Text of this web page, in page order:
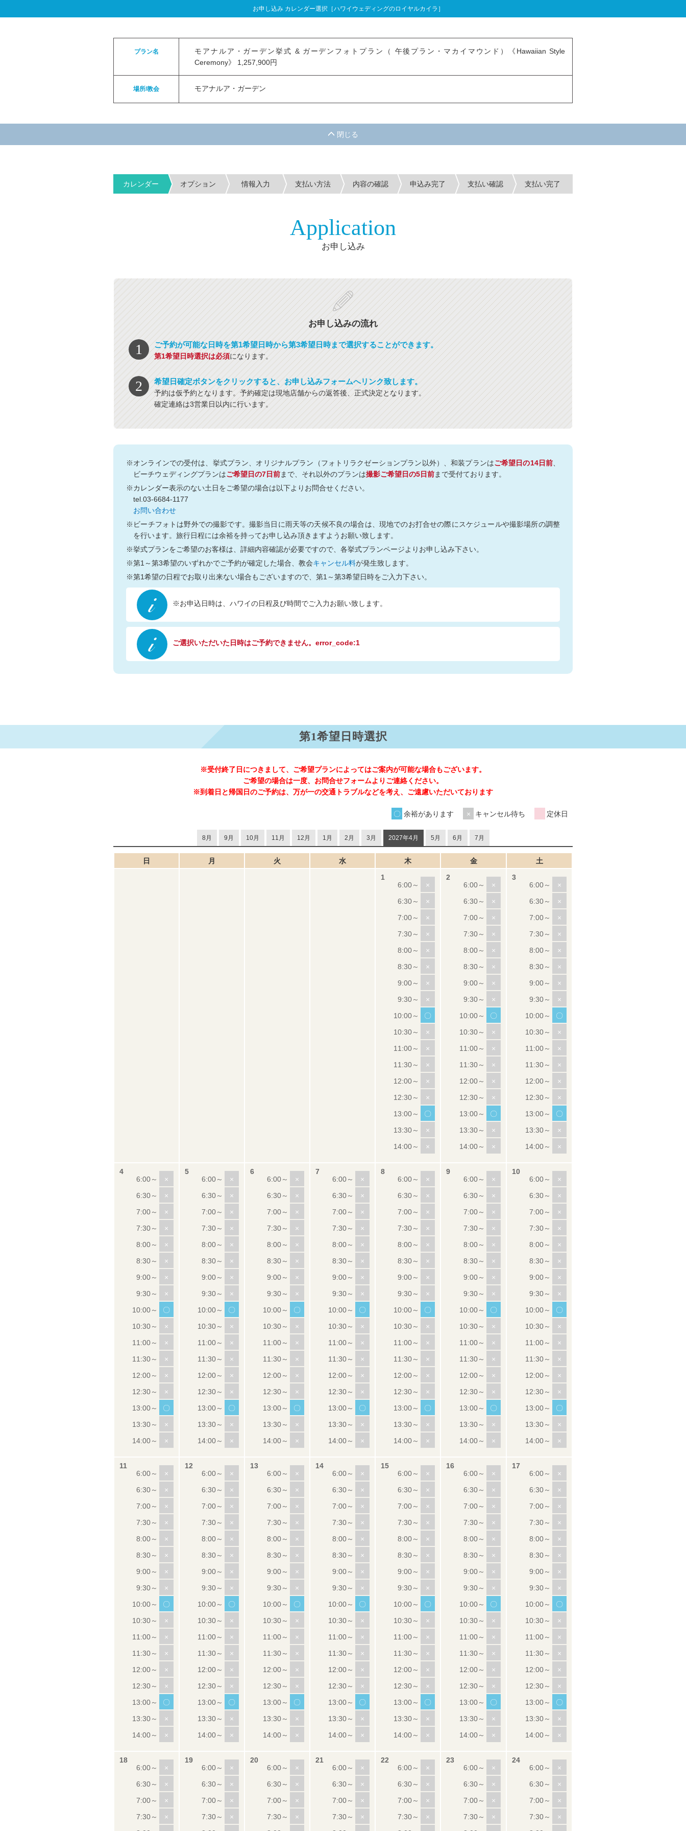
お申し込み カレンダー選択［ハワイウェディングのロイヤルカイラ］
プラン名
モアナルア・ガーデン挙式 & ガーデンフォトプラン（ 午後プラン・マカイマウンド）《Hawaiian Style
Ceremony》 1,257,900円
場所/教会 モアナルア・ガーデン
お申し込み カレンダー選択
カレンダー オプション 情報入力 支払い方法 内容の確認 申込み完了 支払い確認 支払い完了
Application
お申し込み
お申し込みの流れ
ご予約が可能な日時を第1希望日時から第3希望日時まで選択することができます。
第1希望日時選択は必須になります。
希望日確定ボタンをクリックすると、お申し込みフォームへリンク致します。
予約は仮予約となります。予約確定は現地店舗からの返答後、正式決定となります。
確定連絡は3営業日以内に行います。
※オンラインでの受付は、挙式プラン、オリジナルプラン（フォトリラクゼーションプラン以外）、和装プランはご希望日の14日前
ビーチウェディングプランはご希望日の7日前まで、それ以外のプランは撮影ご希望日の5日前まで受付ております。
※カレンダー表示のない土日をご希望の場合は以下よりお問合せください。
tel.03-6684-1177
お問い合わせ
※ビーチフォトは野外での撮影です。撮影当日に雨天等の天候不良の場合は、現地でのお打合せの際にスケジュールや撮影場所の調整
を行います。旅行日程には余裕を持ってお申し込み頂きますようお願い致します。
※挙式プランをご希望のお客様は、詳細内容確認が必要ですので、各挙式プランページよりお申し込み下さい。
※第1～第3希望のいずれかでご予約が確定した場合、教会キャンセル料が発生致します。
※第1希望の日程でお取り出来ない場合もございますので、第1～第3希望日時をご入力下さい。
※お申込日時は、ハワイの日程及び時間でご入力お願い致します。
ご選択いただいた日時はご予約できません。error_code:1
第1希望日時選択
※受付終了日につきまして、ご希望プランによってはご案内が可能な場合もございます。
ご希望の場合は一度、お問合せフォームよりご連絡ください。
※到着日と帰国日のご予約は、万が一の交通トラブルなどを考え、ご遠慮いただいております
余裕があります キャンセル待ち 定休日
8月 9月 10月 11月 12月 1月 2月 3月 2027年4月 5月 6月 7月
日 月 火 水 木 金 土
×
×
×
×
×
×
×
×
〇
×
×
×
×
×
〇
×
×
×
×
×
×
×
×
×
×
〇
×
×
×
×
×
〇
×
×
×
×
×
×
×
×
×
×
〇
×
×
×
×
×
〇
×
×
×
×
×
×
×
×
×
×
〇
×
×
×
×
×
〇
×
×
×
×
×
×
×
×
×
×
〇
×
×
×
×
×
〇
×
×
×
×
×
×
×
×
×
×
〇
×
×
×
×
×
〇
×
×
×
×
×
×
×
×
×
×
〇
×
×
×
×
×
〇
×
×
×
×
×
×
×
×
×
×
〇
×
×
×
×
×
〇
×
×
×
×
×
×
×
×
×
×
〇
×
×
×
×
×
〇
×
×
×
×
×
×
×
×
×
×
〇
×
×
×
×
×
〇
×
×
×
×
×
×
×
×
×
×
〇
×
×
×
×
×
〇
×
×
×
×
×
×
×
×
×
×
〇
×
×
×
×
×
〇
×
×
×
×
×
×
×
×
×
×
〇
×
×
×
×
×
〇
×
×
×
×
×
×
×
×
×
×
〇
×
×
×
×
×
〇
×
×
×
×
×
×
×
×
×
×
〇
×
×
×
×
×
〇
×
×
×
×
×
×
×
×
×
×
〇
×
×
×
×
×
〇
×
×
×
×
×
×
×
×
×
×
〇
×
×
×
×
×
〇
×
×
×
×
×
×
×
×
×
×
×
×
×
×
×
×
×
×
×
×
×
×
×
×
×
×
×
×
×
×